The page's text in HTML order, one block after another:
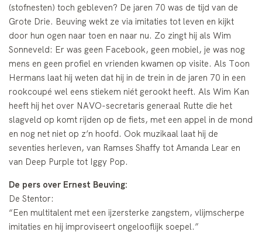
(stofnesten) toch gebleven? De jaren 70 was de tijd van de
Grote Drie. Beuving wekt ze via imitaties tot leven en kijkt
door hun ogen naar toen en naar nu. Zo zingt hij als Wim
Sonneveld: Er was geen Facebook, geen mobiel, je was nog
mens en geen profiel en vrienden kwamen op visite. Als Toon
Hermans laat hij weten dat hij in de trein in de jaren 70 in een
rookcoupé wel eens stiekem niét gerookt heeft. Als Wim Kan
heeft hij het over NAVO-secretaris generaal Rutte die het
slagveld op komt rijden op de fiets, met een appel in de mond
en nog net niet op z’n hoofd. Ook muzikaal laat hij de
seventies herleven, van Ramses Shaffy tot Amanda Lear en
van Deep Purple tot Iggy Pop.
De pers over Ernest Beuving:
De Stentor:
“Een multitalent met een ijzersterke zangstem, vlijmscherpe
imitaties en hij improviseert ongelooflijk soepel.”